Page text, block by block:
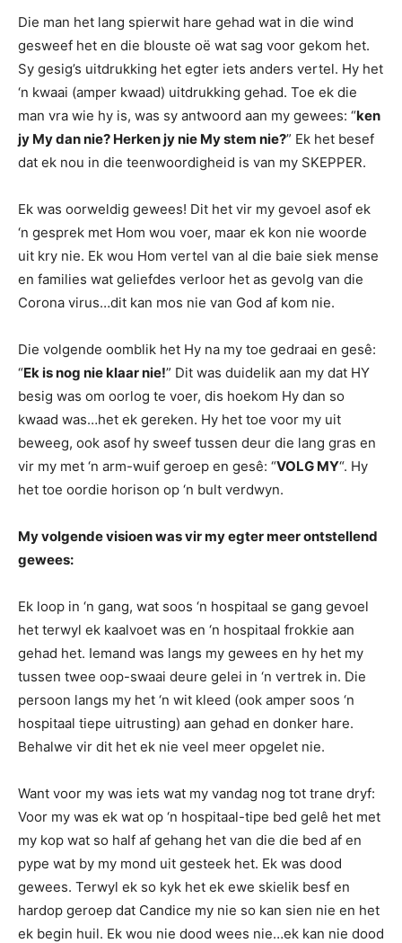
Die man het lang spierwit hare gehad wat in die wind
gesweef het en die blouste oë wat sag voor gekom het.
Sy gesig’s uitdrukking het egter iets anders vertel. Hy het
‘n kwaai (amper kwaad) uitdrukking gehad. Toe ek die
man vra wie hy is, was sy antwoord aan my gewees: “ken
jy My dan nie? Herken jy nie My stem nie?” Ek het besef
dat ek nou in die teenwoordigheid is van my SKEPPER.
Ek was oorweldig gewees! Dit het vir my gevoel asof ek
‘n gesprek met Hom wou voer, maar ek kon nie woorde
uit kry nie. Ek wou Hom vertel van al die baie siek mense
en families wat geliefdes verloor het as gevolg van die
Corona virus…dit kan mos nie van God af kom nie.
Die volgende oomblik het Hy na my toe gedraai en gesê:
“Ek is nog nie klaar nie!” Dit was duidelik aan my dat HY
besig was om oorlog te voer, dis hoekom Hy dan so
kwaad was…het ek gereken. Hy het toe voor my uit
beweeg, ook asof hy sweef tussen deur die lang gras en
vir my met ‘n arm-wuif geroep en gesê: “VOLG MY“. Hy
het toe oordie horison op ‘n bult verdwyn.
My volgende visioen was vir my egter meer ontstellend
gewees:
Ek loop in ‘n gang, wat soos ‘n hospitaal se gang gevoel
het terwyl ek kaalvoet was en ‘n hospitaal frokkie aan
gehad het. Iemand was langs my gewees en hy het my
tussen twee oop-swaai deure gelei in ‘n vertrek in. Die
persoon langs my het ‘n wit kleed (ook amper soos ‘n
hospitaal tiepe uitrusting) aan gehad en donker hare.
Behalwe vir dit het ek nie veel meer opgelet nie.
Want voor my was iets wat my vandag nog tot trane dryf:
Voor my was ek wat op ‘n hospitaal-tipe bed gelê het met
my kop wat so half af gehang het van die die bed af en
pype wat by my mond uit gesteek het. Ek was dood
gewees. Terwyl ek so kyk het ek ewe skielik besf en
hardop geroep dat Candice my nie so kan sien nie en het
ek begin huil. Ek wou nie dood wees nie…ek kan nie dood